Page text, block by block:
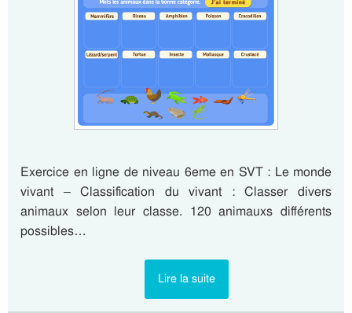
Exercice en ligne de niveau 6eme en SVT : Le monde
vivant – Classification du vivant : Classer divers
animaux selon leur classe. 120 animauxs différents
possibles…
Lire la suite